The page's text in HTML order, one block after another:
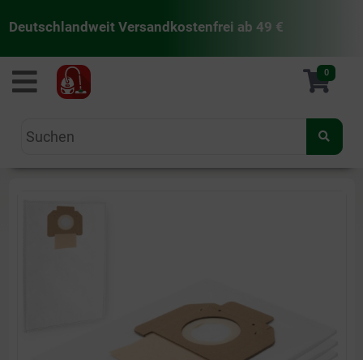
Deutschlandweit Versandkostenfrei ab 49 €
staubsaugermanufaktur 0